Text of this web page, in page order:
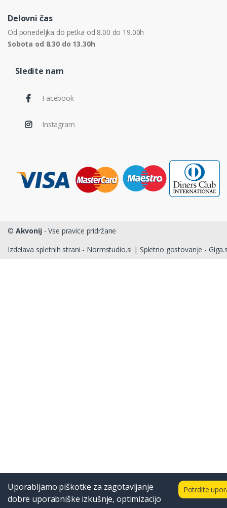
Delovni čas
Od ponedeljka do petka od 8.00 do 19.00h
Sobota od 8.30 do 13.30h
Sledite nam
Facebook
Instagram
© Akvonij- Vse pravice pridržane
Izdelava spletnih strani - Normstudio.si | Spletno gostovanje -
Potrdite
Uporabljamo piškotke za zagotavljanje
dobre uporabniške izkušnje, optimizacijo